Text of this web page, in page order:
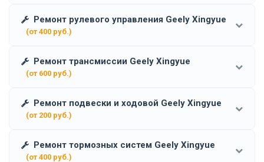
Ремонт рулевого управления Geely Xingyue
(от 400 руб.)
Ремонт трансмиссии Geely Xingyue
(от 600 руб.)
Ремонт подвески и ходовой Geely Xingyue
(от 200 руб.)
Ремонт тормозных систем Geely Xingyue
(от 400 руб.)